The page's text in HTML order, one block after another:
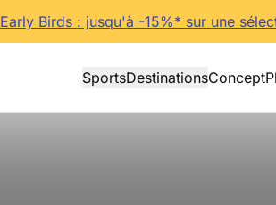
Early Birds : jusqu'à -15%* sur une
SportsDestinationsConcept